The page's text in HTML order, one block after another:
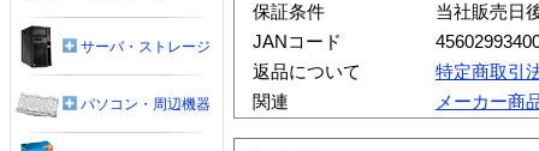
保証条件
当社販売日
JANコード
返品について
特定商取引
関連
メーカー商
サーバ・ストレージ
パソコン・周辺機器